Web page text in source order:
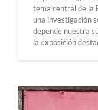
tema central de la
una investigación
depende nuestra
la exposición